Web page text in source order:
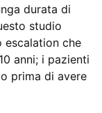
durata di
studio
escalation che
anni; i pazienti
prima di avere